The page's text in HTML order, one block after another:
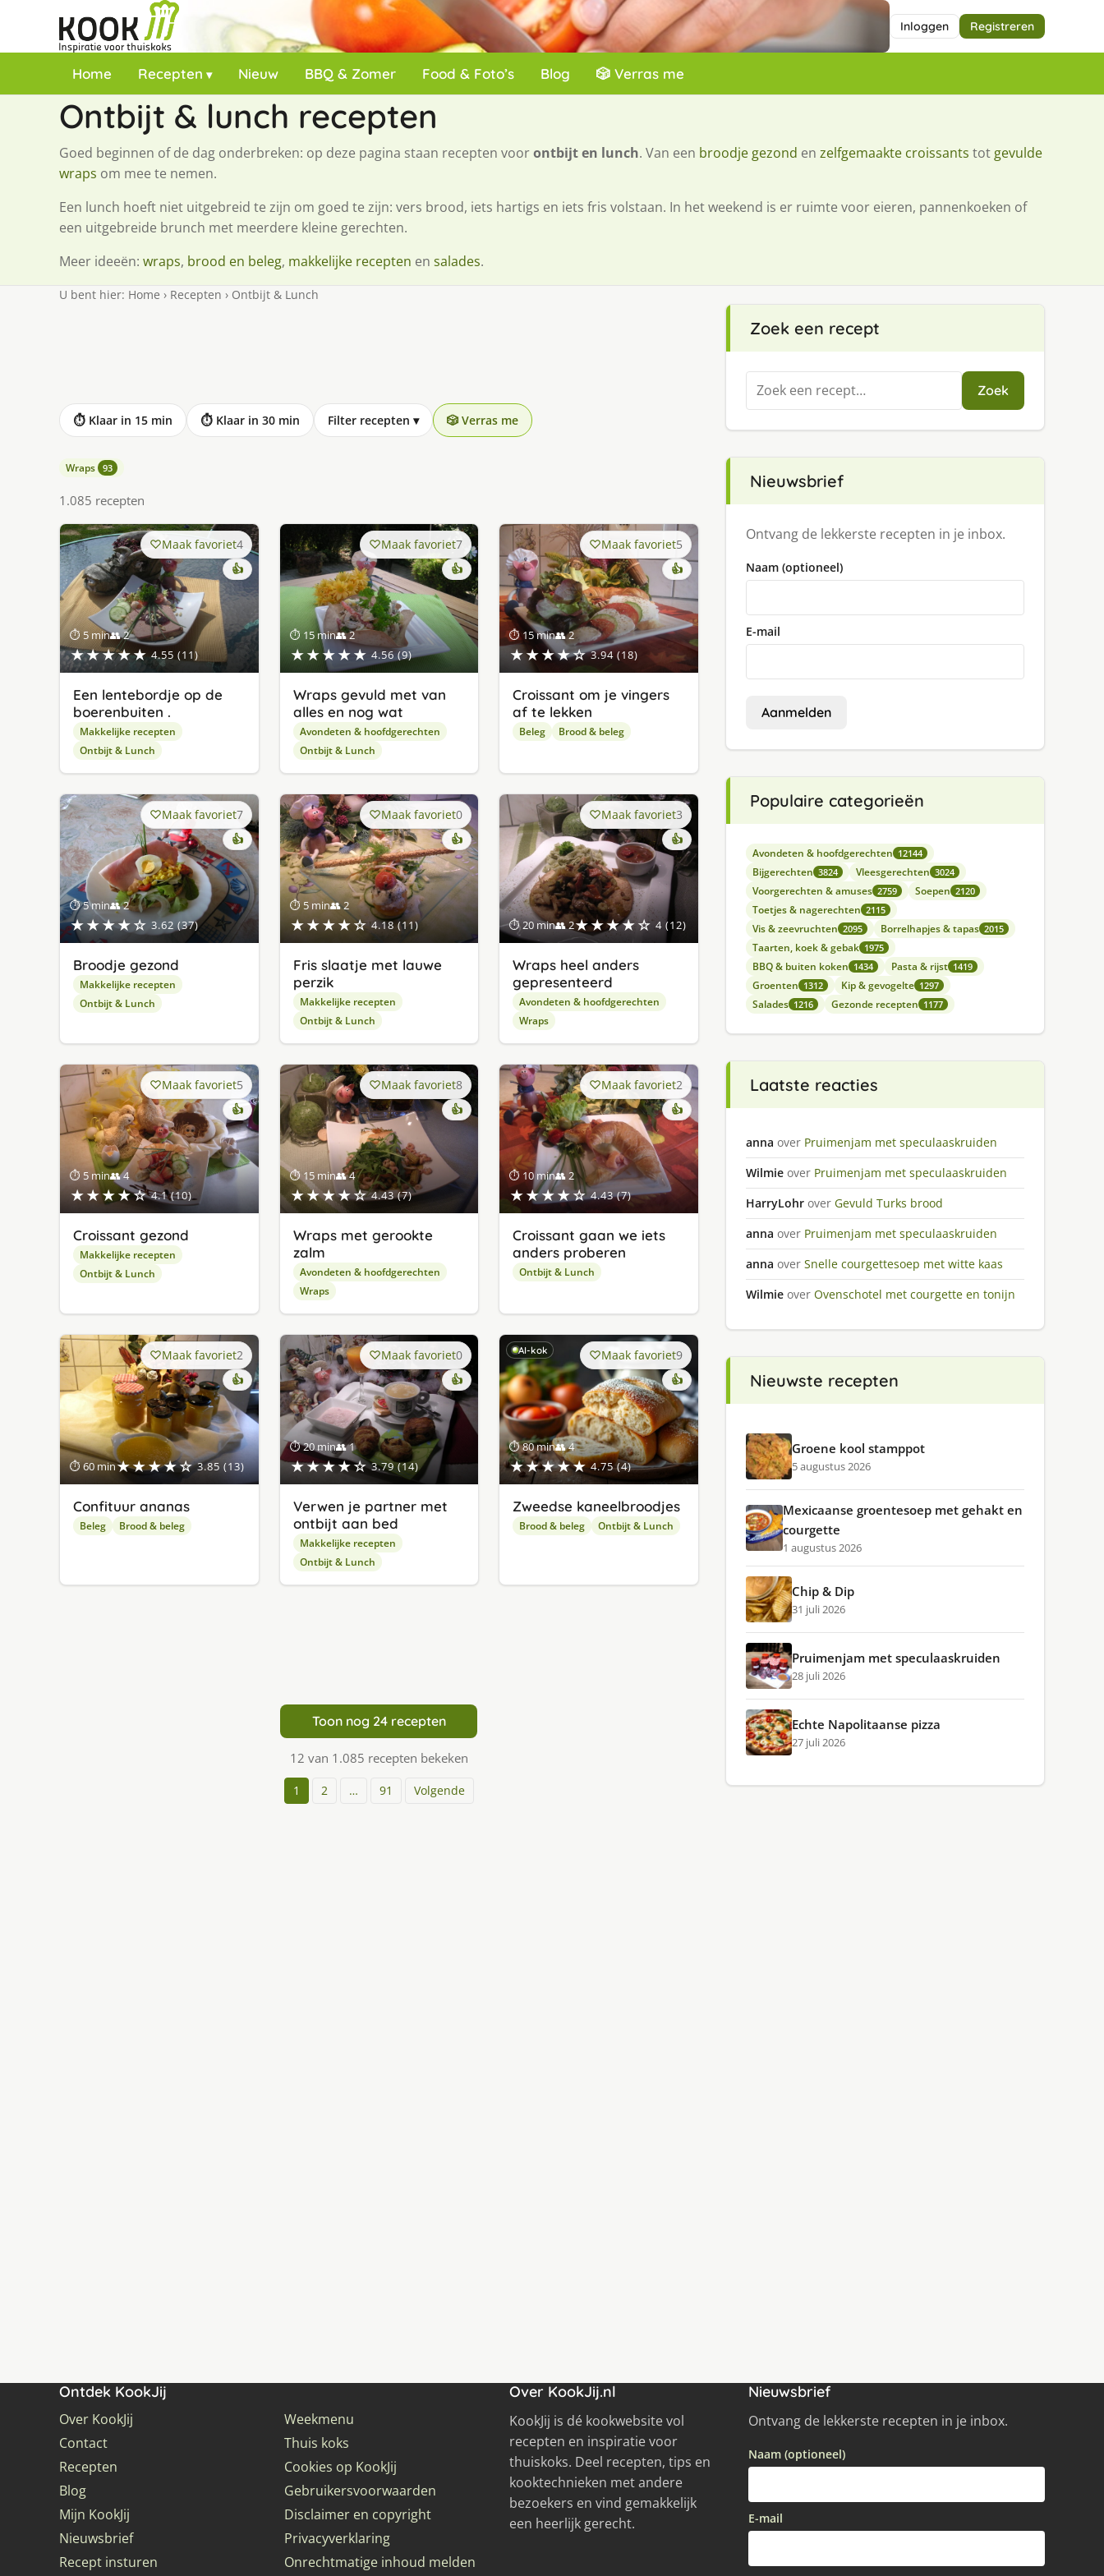
Inloggen Registreren
Home Recepten Nieuw BBQ & Zomer Food & Foto’s Blog 🎲 Verras me
Ontbijt & lunch recepten
Goed beginnen of de dag onderbreken: op deze pagina staan recepten voorontbijt en lunch. Van een broodje gezond en zelfgemaakte croissants tot gevulde
wraps om mee te nemen.
Een lunch hoeft niet uitgebreid te zijn om goed te zijn: vers brood, iets hartigs en iets fris volstaan. In het weekend is er ruimte voor eieren, pannenkoeken of
een uitgebreide brunch met meerdere kleine gerechten.
Meer ideeën: wraps, brood en beleg, makkelijke recepten en salades.
U bent hier: Home › Recepten › Ontbijt & Lunch
⏱ Klaar in 15 min ⏱ Klaar in 30 min Filter recepten ▾ 🎲 Verras me
Wraps 93
1.085 recepten
⏱ 5 min👥 2
★★★★★ 4.55 (11)
Maak favoriet4
👍
Een lentebordje op de
boerenbuiten .
Makkelijke recepten
Ontbijt & Lunch
⏱ 15 min👥 2
★★★★★ 4.56 (9)
Maak favoriet7
👍
Wraps gevuld met van
alles en nog wat
Avondeten & hoofdgerechten
Ontbijt & Lunch
⏱ 15 min👥 2
★★★★☆ 3.94 (18)
Maak favoriet5
👍
Croissant om je vingers
af te lekken
Beleg Brood & beleg
⏱ 5 min👥 2
★★★★☆ 3.62 (37)
Maak favoriet7
👍
Broodje gezond
Makkelijke recepten
Ontbijt & Lunch
⏱ 5 min👥 2
★★★★☆ 4.18 (11)
Maak favoriet0
👍
Fris slaatje met lauwe
perzik
Makkelijke recepten
Ontbijt & Lunch
⏱ 20 min👥 2★★★★☆ 4 (12)
Maak favoriet3
👍
Wraps heel anders
gepresenteerd
Avondeten & hoofdgerechten
Wraps
⏱ 5 min👥 4
★★★★☆ 4.1 (10)
Maak favoriet5
👍
Croissant gezond
Makkelijke recepten
Ontbijt & Lunch
⏱ 15 min👥 4
★★★★☆ 4.43 (7)
Maak favoriet8
👍
Wraps met gerookte
zalm
Avondeten & hoofdgerechten
Wraps
⏱ 10 min👥 2
★★★★☆ 4.43 (7)
Maak favoriet2
👍
Croissant gaan we iets
anders proberen
Ontbijt & Lunch
⏱ 60 min★★★★☆ 3.85 (13)
Maak favoriet2
👍
Confituur ananas
Beleg Brood & beleg
⏱ 20 min👥 1
★★★★☆ 3.79 (14)
Maak favoriet0
👍
Verwen je partner met
ontbijt aan bed
Makkelijke recepten
Ontbijt & Lunch
AI-kok
⏱ 80 min👥 4
★★★★★ 4.75 (4)
Maak favoriet9
👍
Zweedse kaneelbroodjes
Brood & beleg Ontbijt & Lunch
Toon nog 24 recepten
12 van 1.085 recepten bekeken
1 2 … 91 Volgende
Zoek een recept
Zoeken
naar:
Zoek
Nieuwsbrief
Ontvang de lekkerste recepten in je inbox.
Naam (optioneel)
E-mail
Aanmelden
Populaire categorieën
Avondeten & hoofdgerechten 12144
Bijgerechten 3824 Vleesgerechten 3024
Voorgerechten & amuses 2759 Soepen 2120
Toetjes & nagerechten 2115
Vis & zeevruchten 2095 Borrelhapjes & tapas 2015
Taarten, koek & gebak 1975
BBQ & buiten koken 1434 Pasta & rijst 1419
Groenten 1312 Kip & gevogelte 1297
Salades 1216 Gezonde recepten 1177
Laatste reacties
anna over Pruimenjam met speculaaskruiden
Wilmie over Pruimenjam met speculaaskruiden
HarryLohr over Gevuld Turks brood
anna over Pruimenjam met speculaaskruiden
anna over Snelle courgettesoep met witte kaas
Wilmie over Ovenschotel met courgette en tonijn
Nieuwste recepten
Groene kool stamppot
5 augustus 2026
Mexicaanse groentesoep met gehakt en
courgette
1 augustus 2026
Chip & Dip
31 juli 2026
Pruimenjam met speculaaskruiden
28 juli 2026
Echte Napolitaanse pizza
27 juli 2026
Ontdek KookJij
Over KookJij
Contact
Recepten
Blog
Mijn KookJij
Nieuwsbrief
Recept insturen
Weekmenu
Thuis koks
Cookies op KookJij
Gebruikersvoorwaarden
Disclaimer en copyright
Privacyverklaring
Onrechtmatige inhoud melden
Over KookJij.nl
KookJij is dé kookwebsite vol
recepten en inspiratie voor
thuiskoks. Deel recepten, tips en
kooktechnieken met andere
bezoekers en vind gemakkelijk
een heerlijk gerecht.
Nieuwsbrief
Ontvang de lekkerste recepten in je inbox.
Naam (optioneel)
E-mail